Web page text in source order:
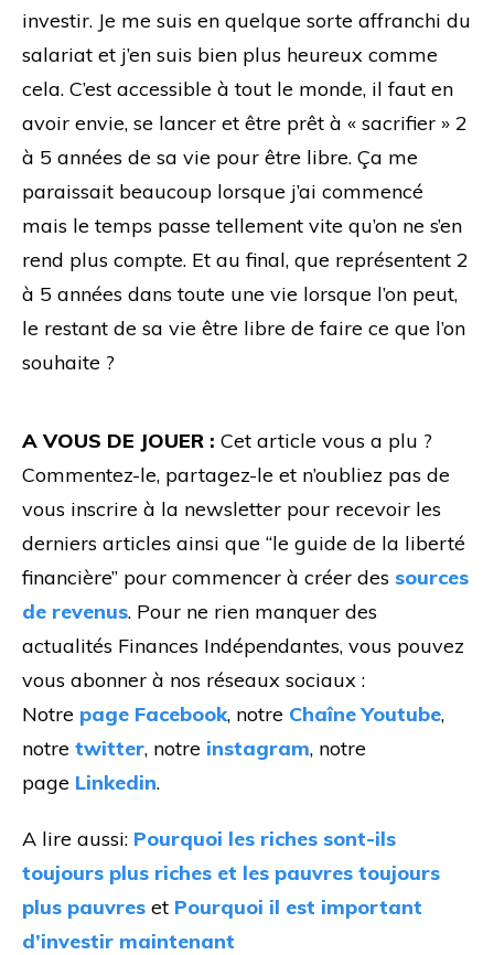
investir. Je me suis en quelque sorte affranchi du
salariat et j’en suis bien plus heureux comme
cela. C’est accessible à tout le monde, il faut en
avoir envie, se lancer et être prêt à « sacrifier » 2
à 5 années de sa vie pour être libre. Ça me
paraissait beaucoup lorsque j’ai commencé
mais le temps passe tellement vite qu’on ne s’en
rend plus compte. Et au final, que représentent 2
à 5 années dans toute une vie lorsque l’on peut,
le restant de sa vie être libre de faire ce que l’on
souhaite ?
A VOUS DE JOUER : Cet article vous a plu ?
Commentez-le, partagez-le et n’oubliez pas de
vous inscrire à la newsletter pour recevoir les
derniers articles ainsi que “le guide de la liberté
financière” pour commencer à créer des sources
de revenus. Pour ne rien manquer des
actualités Finances Indépendantes, vous pouvez
vous abonner à nos réseaux sociaux :
Notre page Facebook, notre Chaîne Youtube,
notre twitter, notre instagram, notre
page Linkedin.
A lire aussi: Pourquoi les riches sont-ils
toujours plus riches et les pauvres toujours
plus pauvres et Pourquoi il est important
d’investir maintenant